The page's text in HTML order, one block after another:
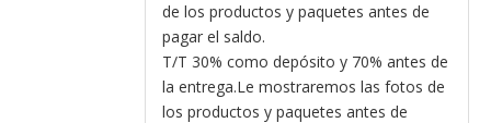
de los productos y paquetes antes de
pagar el saldo.
T/T 30% como depósito y 70% antes de
la entrega.Le mostraremos las fotos de
los productos y paquetes antes de